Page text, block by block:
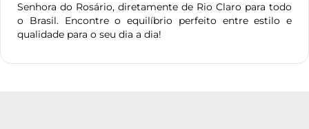
Senhora do Rosário, diretamente de Rio Claro para todo
o Brasil. Encontre o equilíbrio perfeito entre estilo e
qualidade para o seu dia a dia!